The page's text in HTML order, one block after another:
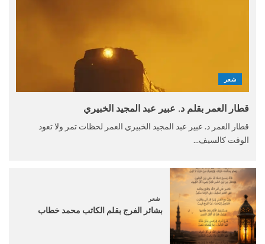
شعر
قطار العمر بقلم د. عبير عبد المجيد الخبيري
قطار العمر د. عبير عبد المجيد الخبيري العمر لحظات تمر ولا تعود
الوقت كالسيف...
شعر
بشائر الفرج بقلم الكاتب محمد خطاب